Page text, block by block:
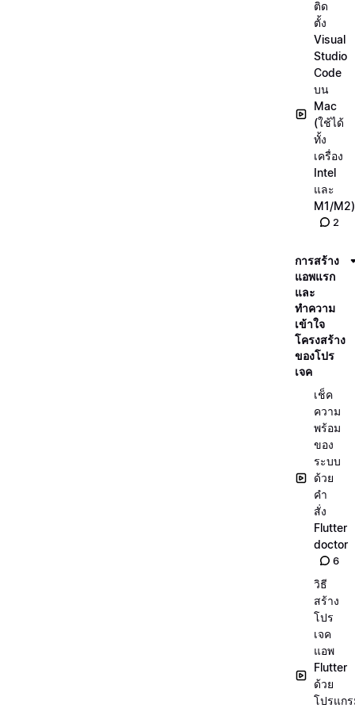
ติด
ตั้ง
Visual
Studio
Code
บน
Mac
(ใช้ได้
ทั้ง
เครื่อง
Intel
และ
M1/M2)
2
การสร้าง
แอพแรก
และ
ทำความ
เข้าใจ
โครงสร้าง
ของโปร
เจค
เช็ค
ความ
พร้อม
ของ
ระบบ
ด้วย
คำ
สั่ง
Flutter
doctor
6
วิธี
สร้าง
โปร
เจค
แอพ
Flutter
ด้วย
โปรแก